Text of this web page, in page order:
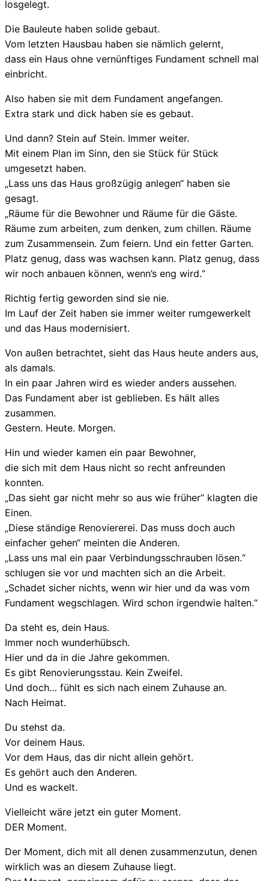
losgelegt.
Die Bauleute haben solide gebaut.
Vom letzten Hausbau haben sie nämlich gelernt,
dass ein Haus ohne vernünftiges Fundament schnell mal
einbricht.
Also haben sie mit dem Fundament angefangen.
Extra stark und dick haben sie es gebaut.
Und dann? Stein auf Stein. Immer weiter.
Mit einem Plan im Sinn, den sie Stück für Stück
umgesetzt haben.
„Lass uns das Haus großzügig anlegen“ haben sie
gesagt.
„Räume für die Bewohner und Räume für die Gäste.
Räume zum arbeiten, zum denken, zum chillen. Räume
zum Zusammensein. Zum feiern. Und ein fetter Garten.
Platz genug, dass was wachsen kann. Platz genug, dass
wir noch anbauen können, wenn’s eng wird.“
Richtig fertig geworden sind sie nie.
Im Lauf der Zeit haben sie immer weiter rumgewerkelt
und das Haus modernisiert.
Von außen betrachtet, sieht das Haus heute anders aus,
als damals.
In ein paar Jahren wird es wieder anders aussehen.
Das Fundament aber ist geblieben. Es hält alles
zusammen.
Gestern. Heute. Morgen.
Hin und wieder kamen ein paar Bewohner,
die sich mit dem Haus nicht so recht anfreunden
konnten.
„Das sieht gar nicht mehr so aus wie früher“ klagten die
Einen.
„Diese ständige Renoviererei. Das muss doch auch
einfacher gehen“ meinten die Anderen.
„Lass uns mal ein paar Verbindungsschrauben lösen.“
schlugen sie vor und machten sich an die Arbeit.
„Schadet sicher nichts, wenn wir hier und da was vom
Fundament wegschlagen. Wird schon irgendwie halten.“
Da steht es, dein Haus.
Immer noch wunderhübsch.
Hier und da in die Jahre gekommen.
Es gibt Renovierungsstau. Kein Zweifel.
Und doch… fühlt es sich nach einem Zuhause an.
Nach Heimat.
Du stehst da.
Vor deinem Haus.
Vor dem Haus, das dir nicht allein gehört.
Es gehört auch den Anderen.
Und es wackelt.
Vielleicht wäre jetzt ein guter Moment.
DER Moment.
Der Moment, dich mit all denen zusammenzutun, denen
wirklich was an diesem Zuhause liegt.